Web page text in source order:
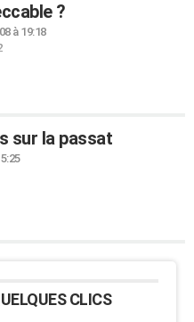
?
à 19:18
sur la passat
CLICS